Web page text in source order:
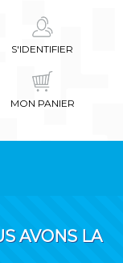
S'IDENTIFIER
MON PANIER
AVONS LA